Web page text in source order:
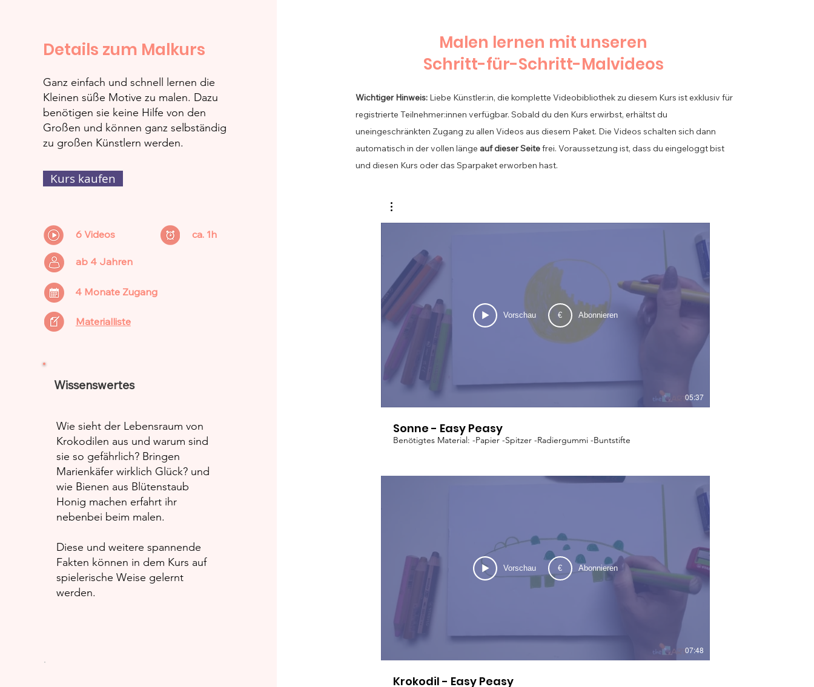
Details zum Malkurs
Ganz einfach und schnell lernen die
Kleinen süße Motive zu malen. Dazu
benötigen sie keine Hilfe von den
Großen und können ganz selbständig
zu großen Künstlern werden.
Kurs kaufen
6 Videos
ab 4 Jahren
ca. 1h
4 Monate Zugang
Materialliste
Wissenswertes
Wie sieht der Lebensraum von
Krokodilen aus und warum sind
sie so gefährlich? Bringen
Marienkäfer wirklich Glück? und
wie Bienen aus Blütenstaub
Honig machen erfahrt ihr
nebenbei beim malen.
Diese und weitere spannende
Fakten können in dem Kurs auf
spielerische Weise gelernt
werden.
Malen lernen mit unseren
Schritt-für-Schritt-Malvideos
Wichtiger Hinweis:Liebe Künstler:in, die komplette Videobibliothek zu diesem Kurs ist exklusiv für
registrierte Teilnehmer:innen verfügbar. Sobald du den Kurs erwirbst, erhältstdu
uneingeschränkten Zugang zu allen Videos aus diesem Paket. Die Videos schalten sich dann
automatisch in der vollen länge auf dieser Seitefrei. Voraussetzung ist, dass du eingeloggt bist
und diesen Kurs oder das Sparpaket erworben hast.
Vorschau € Abonnieren
05:37
Sonne - Easy Peasy
Benötigtes Material: -Papier -Spitzer -Radiergummi -Buntstifte
Vorschau € Abonnieren
07:48
Krokodil - Easy Peasy